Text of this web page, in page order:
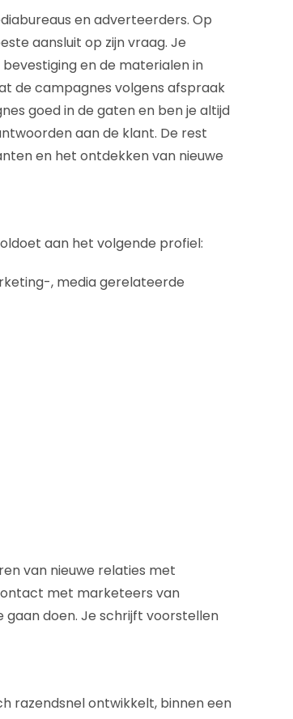
en adverteerders. Op
aansluit op zijn vraag. Je
en de materialen in
de campagnes volgens afspraak
goed in de gaten en ben je altijd
aan de klant. De rest
en het ontdekken van nieuwe
aan het volgende profiel:
, media gerelateerde
van nieuwe relaties met
met marketeers van
doen. Je schrijft voorstellen
razendsnel ontwikkelt, binnen een